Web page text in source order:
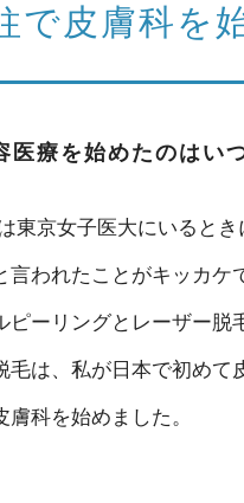
で皮膚科を
療を始めたのはい
東京女子医大にいると
言われたことがキッカケ
ピーリングとレーザー脱
毛は、私が日本で初め
膚科を始めました。